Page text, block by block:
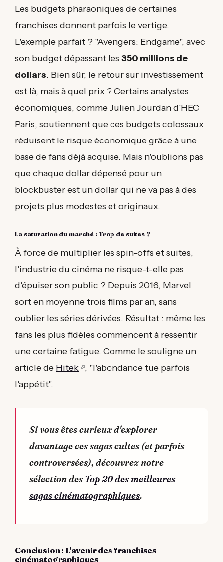
Les budgets pharaoniques de certaines
franchises donnent parfois le vertige.
L'exemple parfait ? "Avengers: Endgame", avec
son budget dépassant les 350 millions de
dollars. Bien sûr, le retour sur investissement
est là, mais à quel prix ? Certains analystes
économiques, comme Julien Jourdan d'HEC
Paris, soutiennent que ces budgets colossaux
réduisent le risque économique grâce à une
base de fans déjà acquise. Mais n'oublions pas
que chaque dollar dépensé pour un
blockbuster est un dollar qui ne va pas à des
projets plus modestes et originaux.
La saturation du marché : Trop de suites ?
À force de multiplier les spin-offs et suites,
l'industrie du cinéma ne risque-t-elle pas
d'épuiser son public ? Depuis 2016, Marvel
sort en moyenne trois films par an, sans
oublier les séries dérivées. Résultat : même les
fans les plus fidèles commencent à ressentir
une certaine fatigue. Comme le souligne un
article de Hitek(link
, "l'abondance tue parfois
l'appétit".
Si vous êtes curieux d'explorer
davantage ces sagas cultes (et parfois
controversées), découvrez notre
sélection des Top 20 des meilleures
sagas cinématographiques.
Conclusion : L'avenir des franchises
cinématographiques